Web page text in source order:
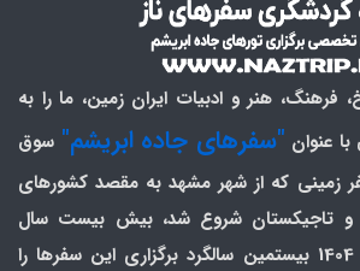
فرهنگ، هنر و ادبیات ایران زمین، ما را به
عنوان "سفرهای جاده ابریشم" سوق
سفر زمینی که از شهر مشهد به مقصد کشورهای
و تاجیکستان شروع شد، بیش بیست سال
گذشته است. در سال 1404 بیستمین سالگرد برگزاری این سفرها را